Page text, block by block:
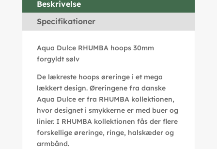
Beskrivelse
Specifikationer
Aqua Dulce RHUMBA hoops 30mm
forgyldt sølv
De lækreste hoops øreringe i et mega
lækkert design. Øreringene fra danske
Aqua Dulce er fra RHUMBA kollektionen,
hvor designet i smykkerne er med buer og
linier. I RHUMBA kollektionen fås der flere
forskellige øreringe, ringe, halskæder og
armbånd.